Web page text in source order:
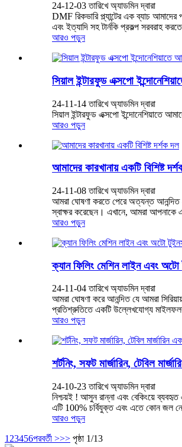
24-12-03 তারিখে অ্যাডমিন দ্বারা
DMF রিকভারি প্ল্যান্টের এক ব্যাচ
এবং ইত্যাদি সহ টার্নকি প্রকল্প সরবরাহ
আরও পড়ুন
সিয়াল ইন্টারফুড এক্সপো
24-11-14 তারিখে অ্যাডমিন দ্বারা
সিয়াল ইন্টারফুড এক্সপো ইন্দোনেশিয়াতে
আরও পড়ুন
আমাদের কারখানায় একটি বিশিষ্ট
24-11-08 তারিখে অ্যাডমিন দ্বারা
আমরা ঘোষণা করতে পেরে অত্যন্ত আনন্দিত
স্বাক্ষর করেছেন। এখানে, আমরা আপনাকে
আরও পড়ুন
ক্যান ফিলিং মেশিন লাইন এবং অটো
24-11-04 তারিখে অ্যাডমিন দ্বারা
আমরা ঘোষণা করে আনন্দিত যে আমরা
প্রতিশ্রুতিতে একটি উল্লেখযোগ্য মাইলফলক
আরও পড়ুন
শর্টনিং, সফট মার্জারিন, টেবিল
24-10-23 তারিখে অ্যাডমিন দ্বারা
নিশ্চয়ই ! আসুন রান্না এবং বেকিংয়ে ব্যবহৃত
এটি 100% চর্বিযুক্ত এবং এতে কোন জল
আরও পড়ুন
1 23456পরবর্তী >>> পৃষ্ঠা 1/13